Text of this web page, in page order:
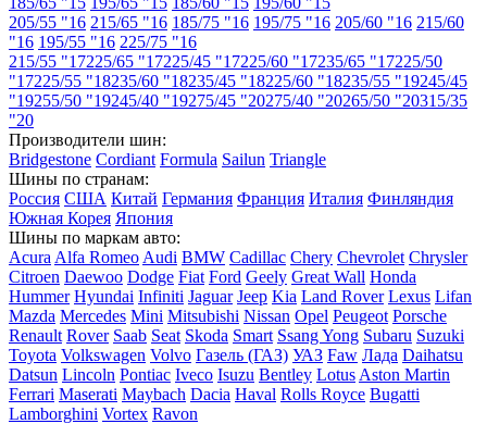
205/55 "16 215/65 "16 185/75 "16 195/75 "16 205/60 "16 215/60
"16 195/55 "16 225/75 "16
215/55 "17225/65 "17225/45 "17225/60 "17235/65 "17225/50
"17225/55 "18235/60 "18235/45 "18225/60 "18235/55 "19245/45
"19255/50 "19245/40 "19275/45 "20275/40 "20265/50 "20315/35
"20
Производители шин:
Bridgestone Cordiant Formula Sailun Triangle
Шины по странам:
Россия США Китай Германия Франция Италия Финляндия
Южная Корея Япония
Шины по маркам авто:
Acura Alfa Romeo Audi BMW Cadillac Chery Chevrolet Chrysler
Citroen Daewoo Dodge Fiat Ford Geely Great Wall Honda
Hummer Hyundai Infiniti Jaguar Jeep Kia Land Rover Lexus Lifan
Mazda Mercedes Mini Mitsubishi Nissan Opel Peugeot Porsche
Renault Rover Saab Seat Skoda Smart Ssang Yong Subaru Suzuki
Toyota Volkswagen Volvo Газель (ГАЗ) УАЗ Faw Лада Daihatsu
Datsun Lincoln Pontiac Iveco Isuzu Bentley Lotus Aston Martin
Ferrari Maserati Maybach Dacia Haval Rolls Royce Bugatti
Lamborghini Vortex Ravon